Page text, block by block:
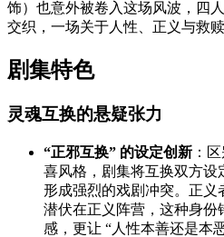
饰）也意外被卷入这场风波，四
交织，一场关于人性、正义与救
剧集特色
灵魂互换的悬疑张力
“正邪互换” 的设定创新 ：
喜风格，剧集将互换双方设
形成强烈的戏剧冲突。正
潜伏在正义阵营，这种身份
感，更让 “人性本善还是本